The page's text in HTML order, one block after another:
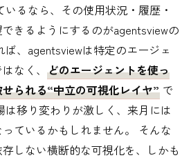
るなら、その使用状況・履歴・
きるようにするのがagentsviewの
、agentsviewは特定のエージェ
なく、 どのエージェントを使っ
られる“中立の可視化レイヤ” で
は移り変わりが激しく、来月には
ているかもしれません。 そんな
しない横断的な可視化を、しかも